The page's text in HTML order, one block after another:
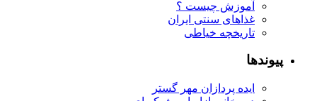
آموزش چیست ؟
غذاهای سنتی ایران
تاریخچه خیاطی
پیوندها
ایده پردازان مهر گستر